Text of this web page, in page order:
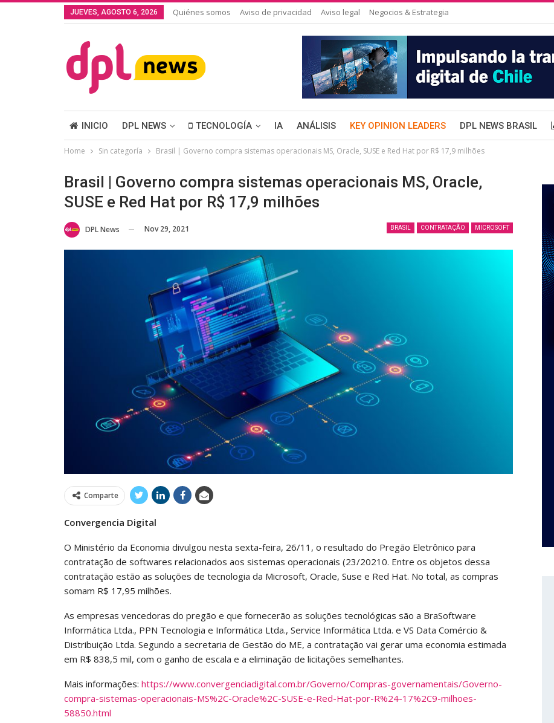
JUEVES, AGOSTO 6, 2026 Quiénes somos Aviso de privacidad Aviso legal Negocios & Estrategia
INICIO DPL NEWS TECNOLOGÍA IA ANÁLISIS KEY OPINION LEADERS DPL NEWS BRASIL
Home Sin categoría Brasil | Governo compra sistemas operacionais MS, Oracle, SUSE e Red Hat por R$ 17,9 milhões
Brasil | Governo compra sistemas operacionais MS, Oracle,
SUSE e Red Hat por R$ 17,9 milhões
BRASIL CONTRATAÇÃO MICROSOFT
DPL News Nov 29, 2021
Comparte
Convergencia Digital
O Ministério da Economia divulgou nesta sexta-feira, 26/11, o resultado do Pregão Eletrônico para
contratação de softwares relacionados aos sistemas operacionais (23/20210. Entre os objetos dessa
contratação estão as soluções de tecnologia da Microsoft, Oracle, Suse e Red Hat. No total, as compras
somam R$ 17,95 milhões.
As empresas vencedoras do pregão e que fornecerão as soluções tecnológicas são a BraSoftware
Informática Ltda., PPN Tecnologia e Informática Ltda., Service Informática Ltda. e VS Data Comércio &
Distribuição Ltda. Segundo a secretaria de Gestão do ME, a contratação vai gerar uma economia estimada
em R$ 838,5 mil, com o ganho de escala e a eliminação de licitações semelhantes.
Mais informações: https://www.convergenciadigital.com.br/Governo/Compras-governamentais/Governo-
compra-sistemas-operacionais-MS%2C-Oracle%2C-SUSE-e-Red-Hat-por-R%24-17%2C9-milhoes-
58850.html